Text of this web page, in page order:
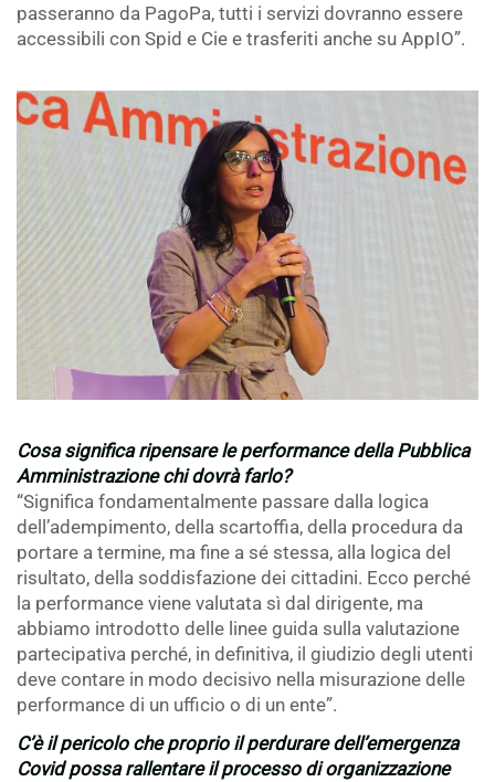
passeranno da PagoPa, tutti i servizi dovranno essere
accessibili con Spid e Cie e trasferiti anche su AppIO”.
Cosa significa ripensare le performance della Pubblica
Amministrazione chi dovrà farlo?
“Significa fondamentalmente passare dalla logica
dell’adempimento, della scartoffia, della procedura da
portare a termine, ma fine a sé stessa, alla logica del
risultato, della soddisfazione dei cittadini. Ecco perché
la performance viene valutata sì dal dirigente, ma
abbiamo introdotto delle linee guida sulla valutazione
partecipativa perché, in definitiva, il giudizio degli utenti
deve contare in modo decisivo nella misurazione delle
performance di un ufficio o di un ente”.
C’è il pericolo che proprio il perdurare dell’emergenza
Covid possa rallentare il processo di organizzazione